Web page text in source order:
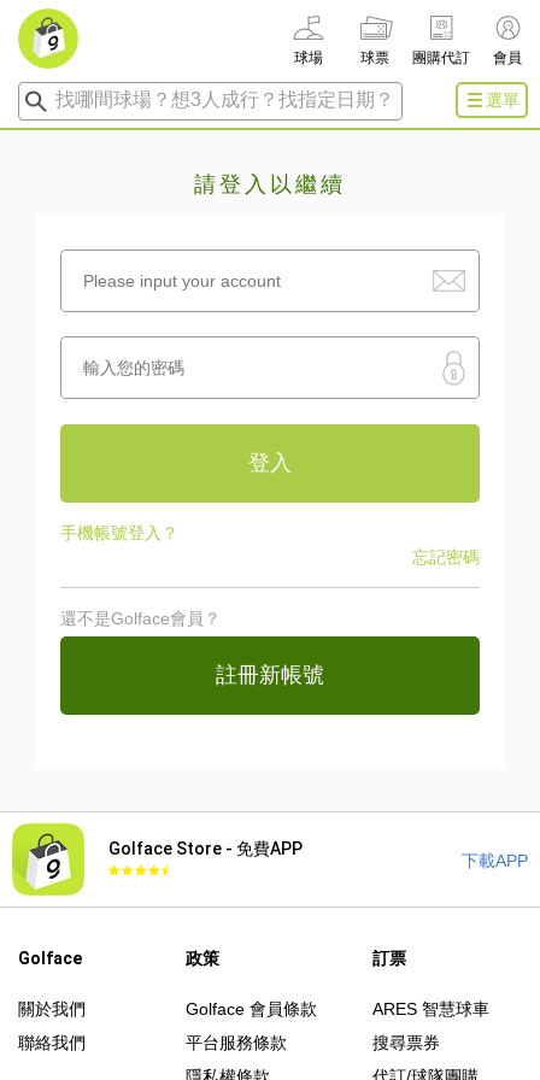
球場 球票 團購代訂 會員
找哪間球場？想3人成行？找指定日期？ 選單
請登入以繼續
登入
手機帳號登入？
忘記密碼
還不是Golface會員？
註冊新帳號
下載APP
Golface Store - 免費APP
Golface
關於我們
聯絡我們
政策
Golface 會員條款
平台服務條款
訂票
ARES 智慧球車
搜尋票券